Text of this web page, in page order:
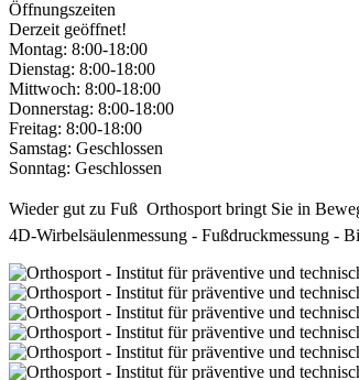
Öffnungszeiten
Derzeit geöffnet!
Montag: 8:00-18:00
Dienstag: 8:00-18:00
Mittwoch: 8:00-18:00
Donnerstag: 8:00-18:00
Freitag: 8:00-18:00
Samstag: Geschlossen
Sonntag: Geschlossen
Wieder gut zu Fuß  Orthosport bringt Sie in
4D-Wirbelsäulenmessung - Fußdruckmessung -